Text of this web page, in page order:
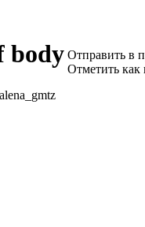
body
alena_gmtz
Отправить в
Отметить как